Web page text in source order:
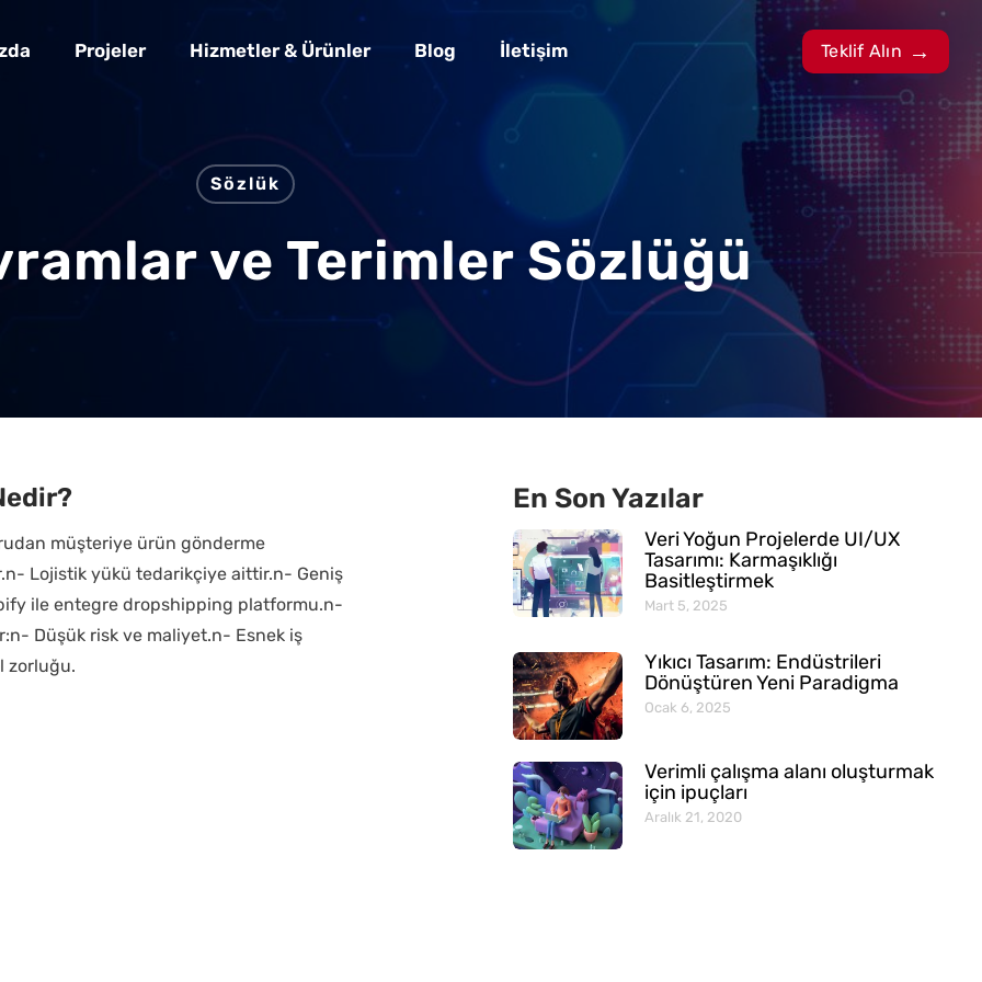
Projeler Hizmetler & Ürünler Blog İletişim Teklif Alın
Sözlük
ve Terimler Sözlüğü
müşteriye ürün gönderme
Lojistik yükü tedarikçiye aittir.n- Geniş
ile entegre dropshipping platformu.n-
Düşük risk ve maliyet.n- Esnek iş
zorluğu.
En Son Yazılar
Veri Yoğun Projelerde UI/UX
Tasarımı: Karmaşıklığı
Basitleştirmek
Mart 5, 2025
Yıkıcı Tasarım: Endüstrileri
Dönüştüren Yeni Paradigma
Ocak 6, 2025
Verimli çalışma alanı oluşturmak
için ipuçları
Aralık 21, 2020